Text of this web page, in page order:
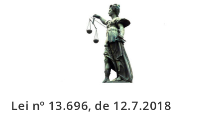
Lei nº 13.696, de 12.7.2018